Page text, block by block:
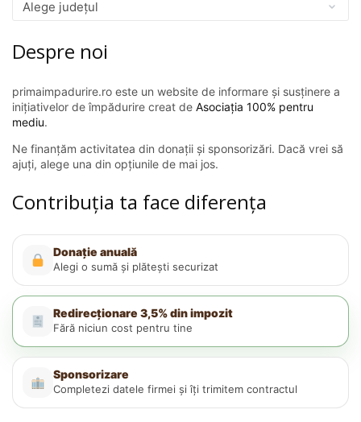
Despre noi
primaimpadurire.ro este un website de informare și susținere a
inițiativelor de împădurire creat de Asociația 100% pentru
mediu.
Ne finanțăm activitatea din donații și sponsorizări. Dacă vrei să
ajuți, alege una din opțiunile de mai jos.
Contribuția ta face diferența
Donație anuală
Alegi o sumă și plătești securizat
Redirecționare 3,5% din impozit
Fără niciun cost pentru tine
Sponsorizare
Completezi datele firmei și îți trimitem contractul